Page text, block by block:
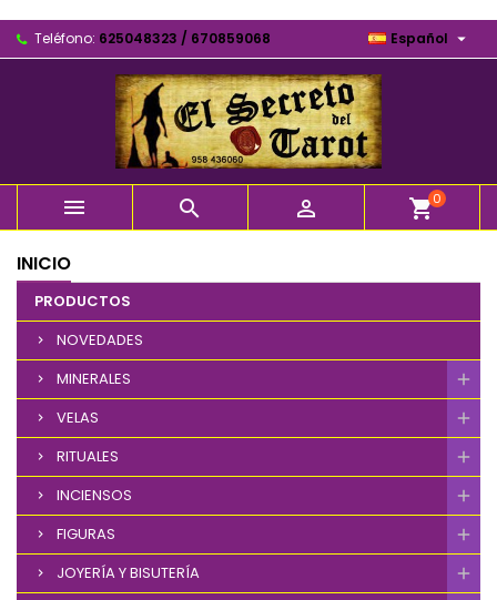
Teléfono: 625048323 / 670859068 Español 
   shopping_cart0
INICIO
PRODUCTOS
NOVEDADES
MINERALES
VELAS
RITUALES
INCIENSOS
FIGURAS
JOYERÍA Y BISUTERÍA